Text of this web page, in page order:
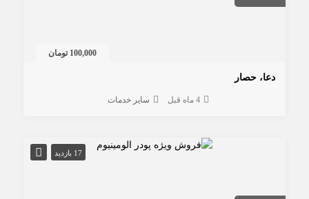
100,000 تومان
دعا، حصار
4 ماه قبل سایر خدمات
17 بازدید